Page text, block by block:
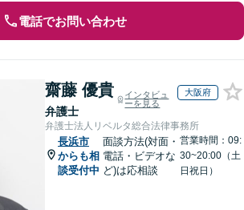
電話でお問い合わせ
齋藤 優貴
弁護士
インタビュ
ーを見る
大阪府
弁護士法人リベルタ総合法律事務所
長浜市
からも相
談受付中
面談方法(対面・
電話・ビデオな
ど)は応相談
営業時間：09:
30~20:00（土
日祝日）